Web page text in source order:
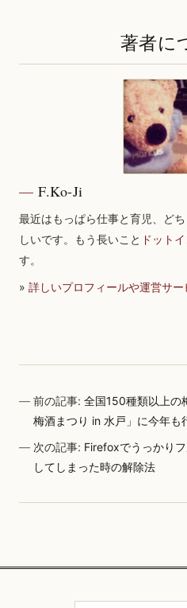
著者に
F.Ko-Ji
最近はもっぱら仕事と育児、ど
しいです。もう長いこと ドット
す。
» 詳しいプロフィールや運営サ
前の記事:全国150種類以上の
梅酒まつり in 水戸」に今年も
次の記事: Firefoxでうっかり
してしまった時の解除法